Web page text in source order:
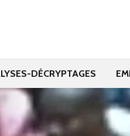
DÉCRYPTAGES